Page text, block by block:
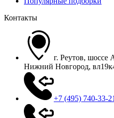
Контакты
г. Реутов, шоссе
Нижний Новгород,
+7 (495) 740-33-21